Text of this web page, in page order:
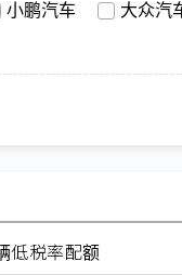
小鹏汽车 大众汽
低税率配额